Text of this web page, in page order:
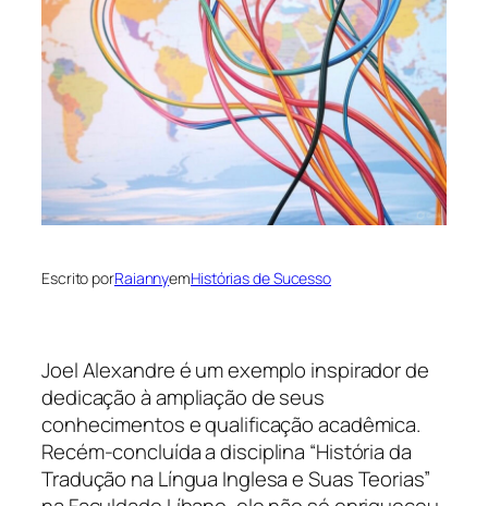
Escrito porRaiannyemHistórias de Sucesso
Joel Alexandre é um exemplo inspirador de
dedicação à ampliação de seus
conhecimentos e qualificação acadêmica.
Recém-concluída a disciplina “História da
Tradução na Língua Inglesa e Suas Teorias”